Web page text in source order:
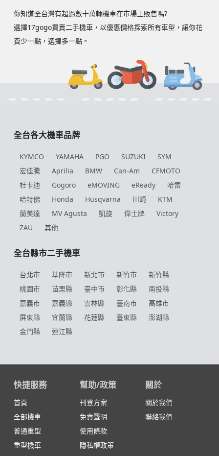
你知道全台灣有超過數十萬輛機車在市場上販售嗎?
選擇17gogo買賣二手機車，以優惠價格探索所有車型，讓你花
費少一點，選擇多一點。
全台各大機車品牌
KYMCO YAMAHA PGO SUZUKI
SYM
宏佳騰
Aprilia BMW Can-Am
CFMOTO
杜卡迪
Gogoro eMOVING eReady
哈雷
哈特佛
Honda Husqvarna 川崎
KTM
蘭美達
MV Agusta 凱旋 偉士牌
Victory
ZAU
其他
全台縣市二手機車
台北市 基隆市 新北市 新竹市
新竹縣
桃園市
苗栗縣 臺中市 彰化縣
南投縣
嘉義市
嘉義縣 雲林縣 臺南市
高雄市
屏東縣
宜蘭縣 花蓮縣 臺東縣
澎湖縣
金門縣
連江縣
快捷服務
首頁
全部機車
普通重型
重型機車
幫助/政策
刊登方案
免責聲明
使用條款
隱私權政策
關於
關於我們
聯絡我們